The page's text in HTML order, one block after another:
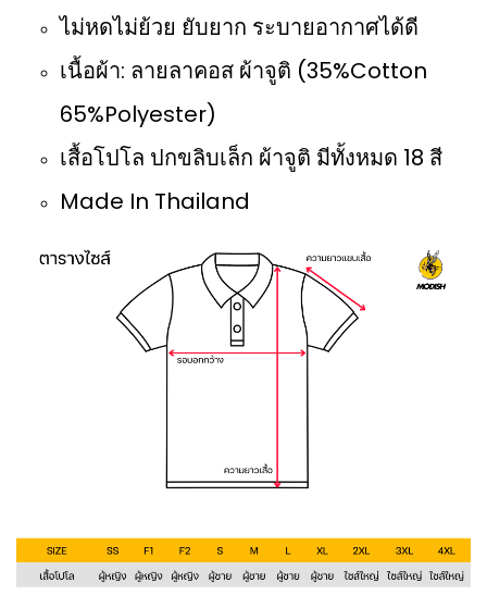
ไม่หดไม่ย้วย ยับยาก ระบายอากาศได้ดี
เนื้อผ้า: ลายลาคอส ผ้าจูติ (35%Cotton
65%Polyester)
เสื้อโปโล ปกขลิบเล็ก ผ้าจูติ มีทั้งหมด 18 สี
Made In Thailand